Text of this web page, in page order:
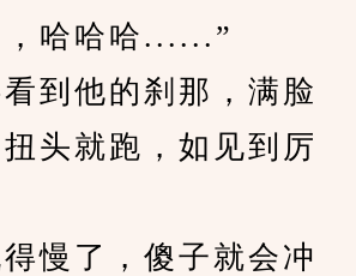
哈哈哈......”
他的刹那，满脸
头就跑，如见到厉
了，傻子就会冲